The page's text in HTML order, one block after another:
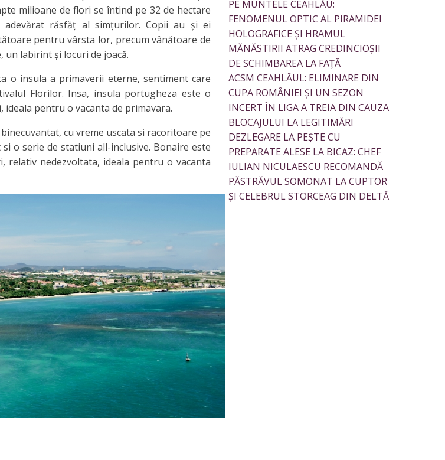
milioane de flori se întind pe 32 de hectare
răsfăţ al simţurilor. Copii au și ei
pentru vârsta lor, precum vânătoare de
un labirint și locuri de joacă.
o insula a primaverii eterne, sentiment care
Florilor. Insa, insula portugheza este o
pentru o vacanta de primavara.
cu vreme uscata si racoritoare pe
o serie de statiuni all-inclusive. Bonaire este
nedezvoltata, ideala pentru o vacanta
PE MUNTELE CEAHLĂU:
FENOMENUL OPTIC AL PIRAMIDEI
HOLOGRAFICE ȘI HRAMUL
MĂNĂSTIRII ATRAG CREDINCIOȘII
DE SCHIMBAREA LA FAȚĂ
ACSM CEAHLĂUL: ELIMINARE DIN
CUPA ROMÂNIEI ȘI UN SEZON
INCERT ÎN LIGA A TREIA DIN CAUZA
BLOCAJULUI LA LEGITIMĂRI
DEZLEGARE LA PEȘTE CU
PREPARATE ALESE LA BICAZ: CHEF
IULIAN NICULAESCU RECOMANDĂ
PĂSTRĂVUL SOMONAT LA CUPTOR
ȘI CELEBRUL STORCEAG DIN DELTĂ